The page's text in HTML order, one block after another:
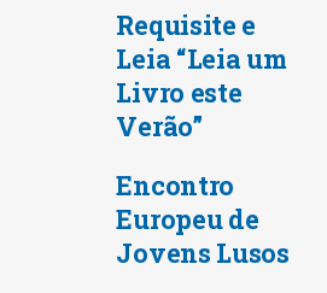
Requisite e
Leia “Leia um
Livro este
Verão”
Encontro
Europeu de
Jovens Lusos